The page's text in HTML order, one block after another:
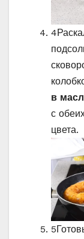
4
в
с
цвета.
5